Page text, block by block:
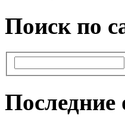
Поиск по
Последние